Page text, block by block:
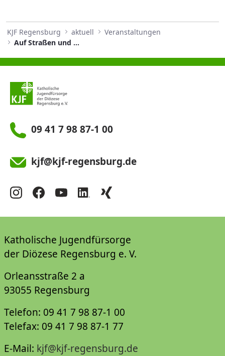
KJF Regensburg aktuell
Veranstaltungen
Auf Straßen und Flüssen
09 41 7 98 87-1 00
kjf@kjf-regensburg.de
Katholische Jugendfürsorge
der Diözese Regensburg e. V.
Orleansstraße 2 a
93055 Regensburg
Telefon: 09 41 7 98 87-1 00
Telefax: 09 41 7 98 87-1 77
E-Mail: kjf@kjf-regensburg.de